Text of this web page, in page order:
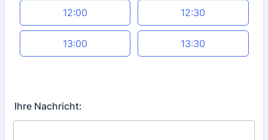
12:00 12:30
13:00 13:30
Ihre Nachricht: